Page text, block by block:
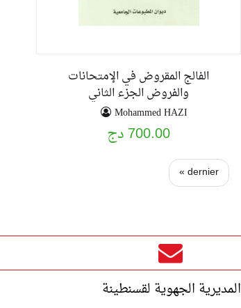
الفالج المقروض في الإمتحانات
والفروض الجزء الثاني
Mohammed HAZI
700.00 دج
dernier »
المديرية الجهوية لقسنطينة